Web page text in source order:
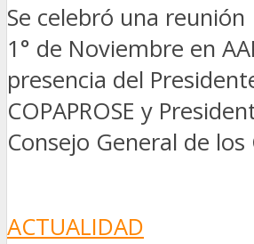
Se celebró una
1° de Noviembre en
presencia del
COPAPROSE y
Consejo General de los
ACTUALIDAD